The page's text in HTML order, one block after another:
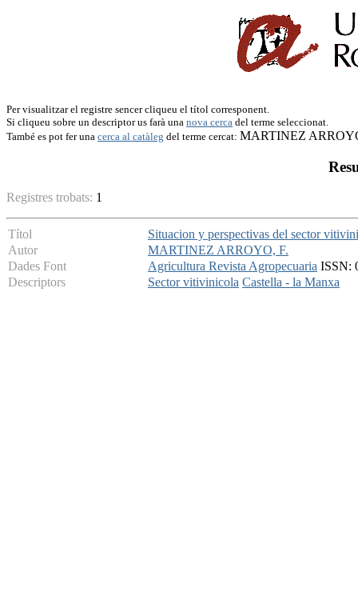
Per visualitzar el registre sencer cliqueu el títol corresponent.
Si cliqueu sobre un descriptor us farà una nova cerca del terme seleccionat.
També es pot fer una cerca al catàleg del terme cercat: MARTINEZ
Registres trobats: 1
Títol
Situacion y perspectivas del sector
Autor
MARTINEZ ARROYO, F.
Dades Font
Agricultura Revista Agropecuaria ISSN:
Descriptors
Sector vitivinicola Castella - la Manxa